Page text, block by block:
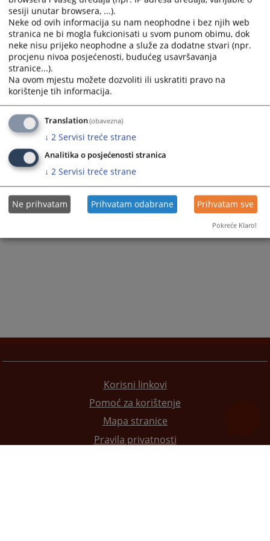
Korisni linkovi
Pomoć za korištenje
Mapa stranice
Pravila privatnosti
sesiji unutar browsera, ...).
Neke od ovih informacija su nam neophodne i bez njih web
stranica ne bi mogla fukcionisati u svom punom obimu, dok
neke nisu prijeko neophodne a služe za dodatne stvari (npr.
procjenu nivoa posjećenosti, budućeg usavršavanja
stranice...).
Na ovom mjestu možete dozvoliti ili uskratiti pravo na
korištenje tih informacija.
Translation(obavezna)
↓ 2 Servisi treće strane
Analitika o posjećenosti stranica
↓ 2 Servisi treće strane
Ne prihvatam Prihvatam odabrane Prihvatam sve
Pokreće Klaro!